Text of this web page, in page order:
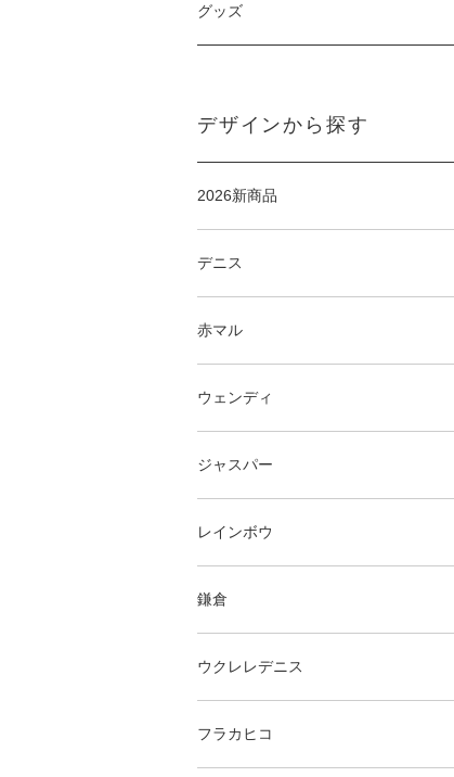
グッズ
デザインから探す
2026新商品
デニス
赤マル
ウェンディ
ジャスパー
レインボウ
鎌倉
ウクレレデニス
フラカヒコ